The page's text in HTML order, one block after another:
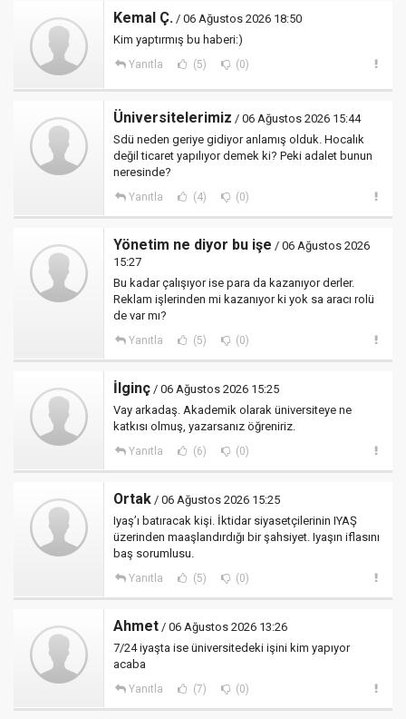
Kemal Ç. / 06 Ağustos 2026 18:50
Kim yaptırmış bu haberi:)
Yanıtla (5) (0)
Üniversitelerimiz / 06 Ağustos 2026 15:44
Sdü neden geriye gidiyor anlamış olduk. Hocalık
değil ticaret yapılıyor demek ki? Peki adalet bunun
neresinde?
Yanıtla (4) (0)
Yönetim ne diyor bu işe / 06 Ağustos 2026
15:27
Bu kadar çalışıyor ise para da kazanıyor derler.
Reklam işlerinden mi kazanıyor ki yok sa aracı rolü
de var mı?
Yanıtla (5) (0)
İlginç / 06 Ağustos 2026 15:25
Vay arkadaş. Akademik olarak üniversiteye ne
katkısı olmuş, yazarsanız öğreniriz.
Yanıtla (6) (0)
Ortak / 06 Ağustos 2026 15:25
Iyaş’ı batıracak kişi. İktidar siyasetçilerinin IYAŞ
üzerinden maaşlandırdığı bir şahsiyet. Iyaşın iflasını
baş sorumlusu.
Yanıtla (5) (0)
Ahmet / 06 Ağustos 2026 13:26
7/24 iyaşta ise üniversitedeki işini kim yapıyor
acaba
Yanıtla (7) (0)